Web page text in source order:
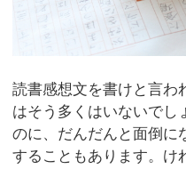
読書感想文を書けと言わ
はそう多くはいないでし
のに、だんだんと面倒に
することもあります。け